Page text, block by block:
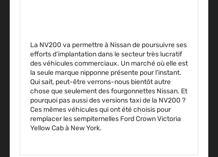
La NV200 va permettre à Nissan de poursuivre ses
efforts d’implantation dans le secteur très lucratif
des véhicules commerciaux. Un marché où elle est
la seule marque nipponne présente pour l’instant.
Qui sait, peut-être verrons-nous bientôt autre
chose que seulement des fourgonnettes Nissan. Et
pourquoi pas aussi des versions taxi de la NV200 ?
Ces mêmes véhicules qui ont été choisis pour
remplacer les sempiternelles Ford Crown Victoria
Yellow Cab à New York.